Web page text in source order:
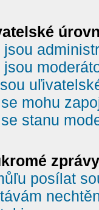
jsou
jsou
mohu
stanu
zprávy
posílat